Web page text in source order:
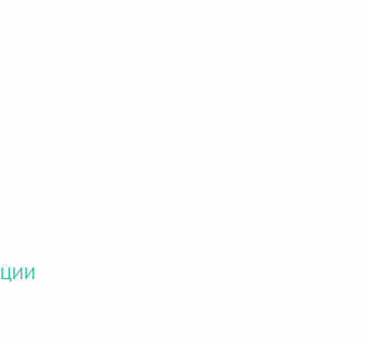
военнослужащих» и статью 86